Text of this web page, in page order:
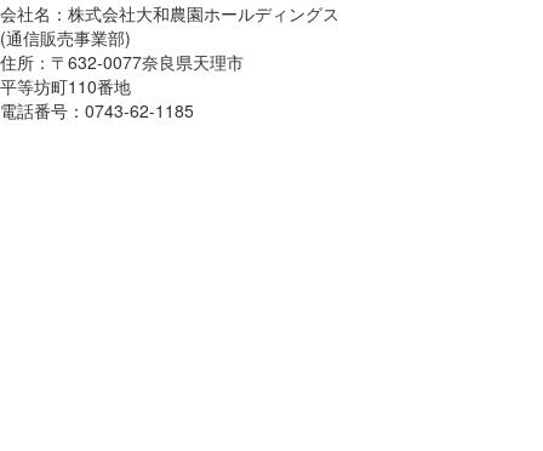
会社名：株式会社大和農園ホールディングス
(通信販売事業部)
住所：〒632-0077奈良県天理市
平等坊町110番地
電話番号：0743-62-1185